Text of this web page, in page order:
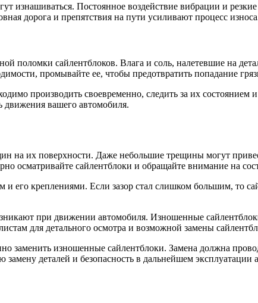
изнашиваться. Постоянное воздействие вибрации и
дорога и препятствия на пути усиливают процесс
поломки сайлентблоков. Влага и соль, налетевшие на
промывайте ее, чтобы предотвратить попадание
производить своевременно, следить за их
движения вашего автомобиля.
на их поверхности. Даже небольшие трещины могут
осматривайте сайлентблоки и обращайте внимание на
и его креплениями. Если зазор стал слишком большим, то
при движении автомобиля. Изношенные
для детального осмотра и возможной замены
заменить изношенные сайлентблоки. Замена должна
деталей и безопасность в дальнейшем эксплуатации